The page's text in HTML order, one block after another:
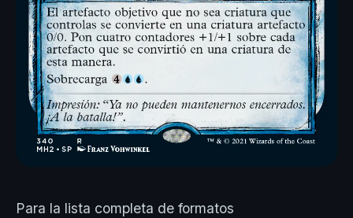
Para la lista completa de formatos